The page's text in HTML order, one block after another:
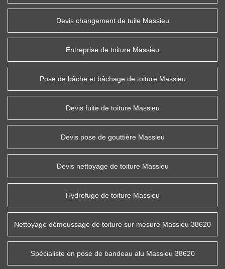
Devis changement de tuile Massieu
Entreprise de toiture Massieu
Pose de bâche et bâchage de toiture Massieu
Devis fuite de toiture Massieu
Devis pose de gouttière Massieu
Devis nettoyage de toiture Massieu
Hydrofuge de toiture Massieu
Nettoyage démoussage de toiture sur mesure Massieu 38620
Spécialiste en pose de bandeau alu Massieu 38620